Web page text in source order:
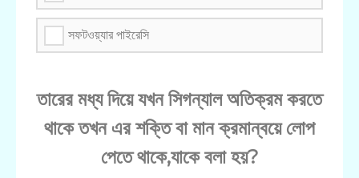
সফটওয়্যার পাইরেসি
তারের মধ্য দিয়ে যখন সিগন্যাল অতিক্রম করতে
থাকে তখন এর শক্তি বা মান ক্রমান্বয়ে লোপ
পেতে থাকে,যাকে বলা হয়?